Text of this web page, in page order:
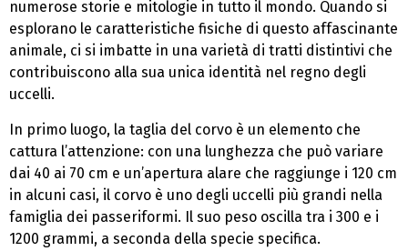
numerose storie e mitologie in tutto il mondo. Quando si
esplorano le caratteristiche fisiche di questo affascinante
animale, ci si imbatte in una varietà di tratti distintivi che
contribuiscono alla sua unica identità nel regno degli
uccelli.
In primo luogo, la taglia del corvo è un elemento che
cattura l’attenzione: con una lunghezza che può variare
dai 40 ai 70 cm e un’apertura alare che raggiunge i 120 cm
in alcuni casi, il corvo è uno degli uccelli più grandi nella
famiglia dei passeriformi. Il suo peso oscilla tra i 300 e i
1200 grammi, a seconda della specie specifica.